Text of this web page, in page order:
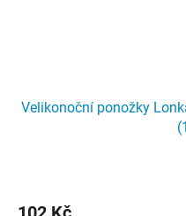
Velikonoční ponožky